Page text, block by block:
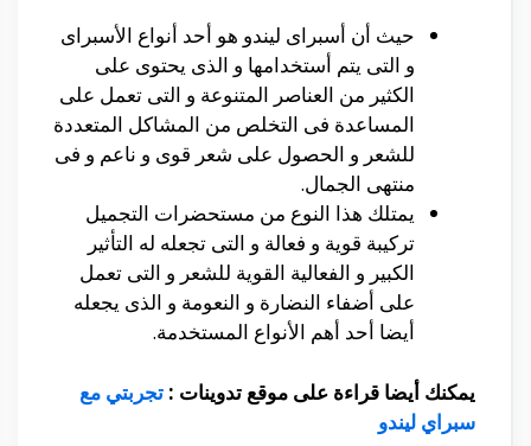
حيث أن أسبراى ليندو هو أحد أنواع الأسبراى
و التى يتم أستخدامها و الذى يحتوى على
الكثير من العناصر المتنوعة و التى تعمل على
المساعدة فى التخلص من المشاكل المتعددة
للشعر و الحصول على شعر قوى و ناعم و فى
منتهى الجمال.
يمتلك هذا النوع من مستحضرات التجميل
تركيبة قوية و فعالة و التى تجعله له التأثير
الكبير و الفعالية القوية للشعر و التى تعمل
على أضفاء النضارة و النعومة و الذى يجعله
أيضا أحد أهم الأنواع المستخدمة.
يمكنك أيضا قراءة على موقع تدوينات : تجربتي مع
سبراي ليندو